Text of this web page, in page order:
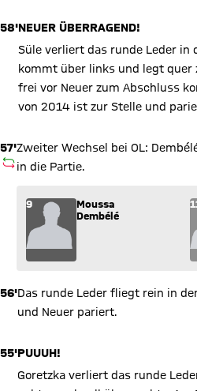
58'NEUER ÜBERRAGEND!
Süle verliert das runde Leder in
kommt über links und legt quer
frei vor Neuer zum Abschluss
von 2014 ist zur Stelle und
57'
AUSWECHSLUNG
Zweiter Wechsel bei OL:
in die Partie.
Wechsel: Moussa Dembélé (9)
9
Moussa
Dembélé
56'Das runde Leder fliegt rein in
und Neuer pariert.
55'PUUUH!
Goretzka verliert das runde